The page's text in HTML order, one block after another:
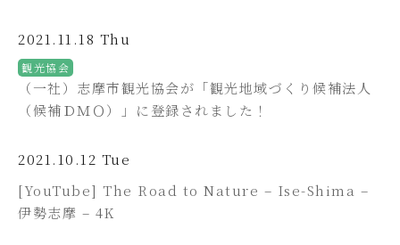
2021.11.18 Thu
観光協会
（一社）志摩市観光協会が「観光地域づくり候補法人
（候補ＤＭＯ）」に登録されました！
2021.10.12 Tue
[YouTube] The Road to Nature – Ise-Shima –
伊勢志摩 – 4K